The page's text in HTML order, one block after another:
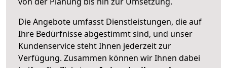
Die Angebote umfasst Dienstleistungen, die auf
Ihre Bedürfnisse abgestimmt sind, und unser
Kundenservice steht Ihnen jederzeit zur
Verfügung. Zusammen können wir Ihnen dabei